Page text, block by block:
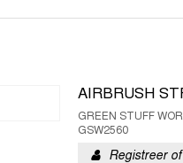
AIRBRUSH
GREEN STUFF
GSW2560
Registreer